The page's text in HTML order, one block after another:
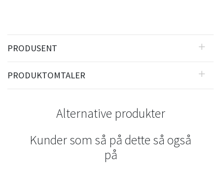
PRODUSENT
PRODUKTOMTALER
Alternative produkter
Kunder som så på dette så også
på